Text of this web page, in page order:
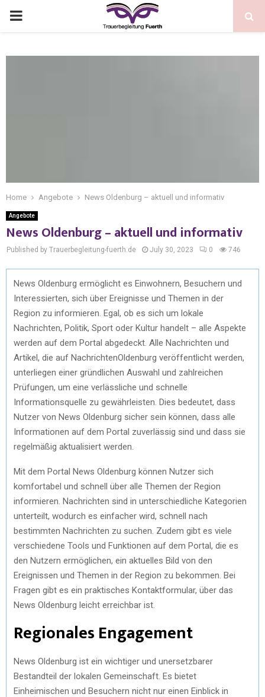
Home Angebote News Oldenburg – aktuell und informativ
Angebote
News Oldenburg – aktuell und informativ
Published by Trauerbegleitung-fuerth.de July 30, 2023 0 746
News Oldenburg ermöglicht es Einwohnern, Besuchern und
Interessierten, sich über Ereignisse und Themen in der
Region zu informieren. Egal, ob es sich um lokale
Nachrichten, Politik, Sport oder Kultur handelt – alle Aspekte
werden auf dem Portal abgedeckt. Alle Nachrichten und
Artikel, die auf NachrichtenOldenburg veröffentlicht werden,
unterliegen einer gründlichen Auswahl und zahlreichen
Prüfungen, um eine verlässliche und schnelle
Informationsquelle zu gewährleisten. Dies bedeutet, dass
Nutzer von News Oldenburg sicher sein können, dass alle
Informationen auf dem Portal zuverlässig sind und dass sie
regelmäßig aktualisiert werden.
Mit dem Portal News Oldenburg können Nutzer sich
komfortabel und schnell über alle Themen der Region
informieren. Nachrichten sind in unterschiedliche Kategorien
unterteilt, wodurch es einfacher wird, schnell nach
bestimmten Nachrichten zu suchen. Zudem gibt es viele
verschiedene Tools und Funktionen auf dem Portal, die es
den Nutzern ermöglichen, ein aktuelles Bild von den
Ereignissen und Themen in der Region zu bekommen. Bei
Fragen gibt es ein praktisches Kontaktformular, über das
News Oldenburg leicht erreichbar ist.
Regionales Engagement
News Oldenburg ist ein wichtiger und unersetzbarer
Bestandteil der lokalen Gemeinschaft. Es bietet
Einheimischen und Besuchern nicht nur einen Einblick in